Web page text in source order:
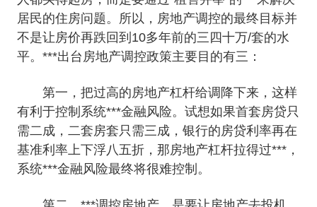
居民的住房问题。所以，房地产调控的最终目标并
不是让房价再跌回到10多年前的三四十万/套的水
平。***出台房地产调控政策主要目的有三：
第一，把过高的房地产杠杆给调降下来，这样
有利于控制系统***金融风险。试想如果首套房贷只
需二成，二套房套只需三成，银行的房贷利率再在
基准利率上下浮八五折，那房地产杠杆拉得过***，
系统***金融风险最终将很难控制。